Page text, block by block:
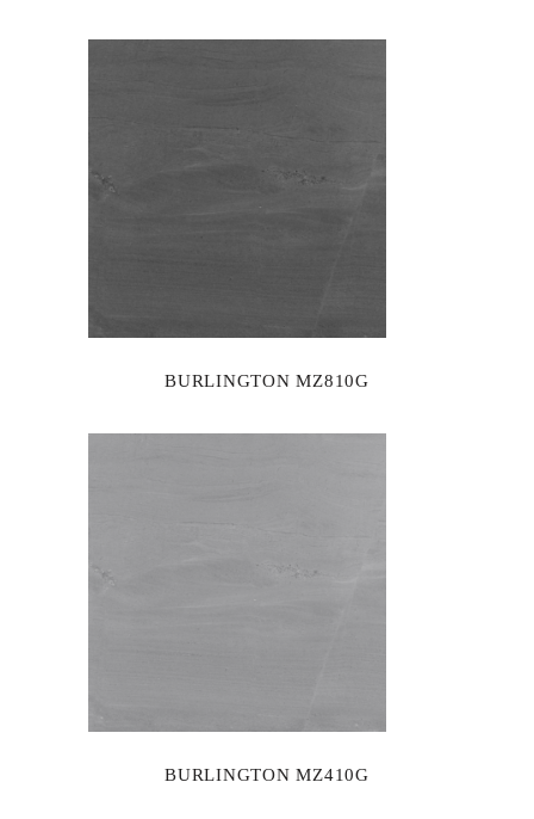
BURLINGTON MZ810G
BURLINGTON MZ410G